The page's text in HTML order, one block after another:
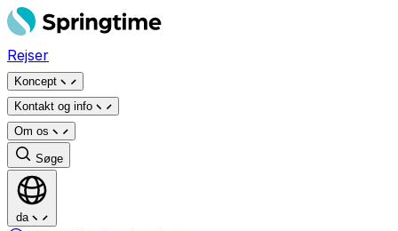
Spring
indhold
Rejser
Koncept
Kontakt og info
Om os
Søge
da